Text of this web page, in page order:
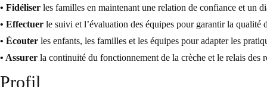
• Fidéliser les familles en maintenant une relation de confiance et un
• Effectuer le suivi et l’évaluation des équipes pour garantir la
• Écouter les enfants, les familles et les équipes pour adapter les
• Assurer la continuité du fonctionnement de la crèche et le relais des
Profil